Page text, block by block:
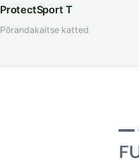
ProtectSport T
Põrandakaitse katted